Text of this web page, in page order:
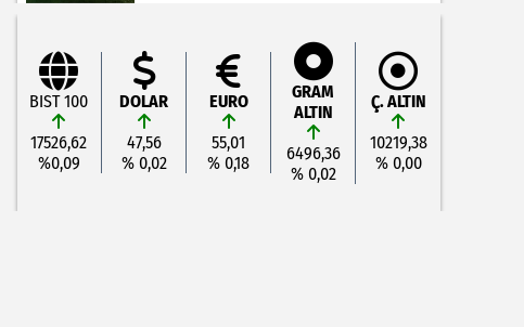
BIST 100
17526,62
%0,09
DOLAR
47,56
% 0,02
EURO
55,01
% 0,18
GRAM
ALTIN
6496,36
% 0,02
Ç. ALTIN
10219,38
% 0,00